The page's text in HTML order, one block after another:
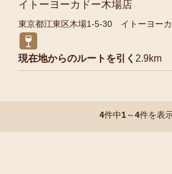
イトーヨーカドー木場店
東京都江東区木場1-5-30 イトーヨー
現在地からのルートを引く 2.9km
4件中1～4件を表